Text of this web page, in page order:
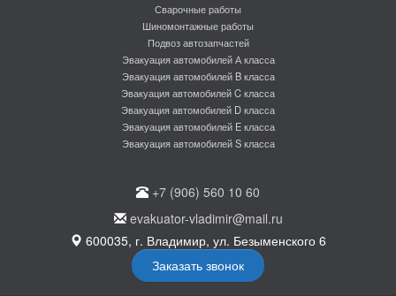
Сварочные работы
Шиномонтажные работы
Подвоз автозапчастей
Эвакуация автомобилей А класса
Эвакуация автомобилей B класса
Эвакуация автомобилей C класса
Эвакуация автомобилей D класса
Эвакуация автомобилей E класса
Эвакуация автомобилей S класса
+7 (906) 560 10 60
evakuator-vladimir@mail.ru
600035, г. Владимир, ул. Безыменского 6
Заказать звонок